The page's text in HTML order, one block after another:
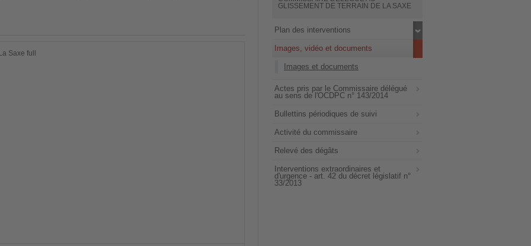
La Saxe full
GLISSEMENT DE TERRAIN DE LA SAXE
Plan des interventions
Images, vidéo et documents
Images et documents
Actes pris par le Commissaire délégué
au sens de l'OCDPC n° 143/2014
Bullettins périodiques de suivi
Activité du commissaire
Relevé des dégâts
Interventions extraordinaires et
d'urgence - art. 42 du décret législatif n°
33/2013